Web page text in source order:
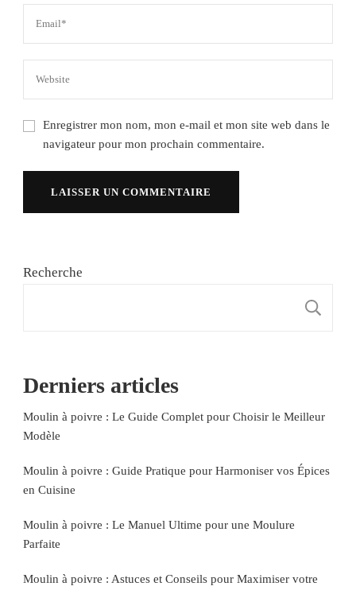
Enregistrer mon nom, mon e-mail et mon site web dans le
navigateur pour mon prochain commentaire.
Recherche
Derniers articles
Moulin à poivre : Le Guide Complet pour Choisir le Meilleur
Modèle
Moulin à poivre : Guide Pratique pour Harmoniser vos Épices
en Cuisine
Moulin à poivre : Le Manuel Ultime pour une Moulure
Parfaite
Moulin à poivre : Astuces et Conseils pour Maximiser votre